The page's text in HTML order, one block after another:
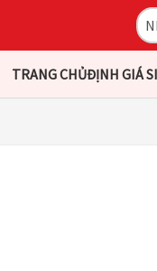
TRANG CHỦĐỊNH GIÁ